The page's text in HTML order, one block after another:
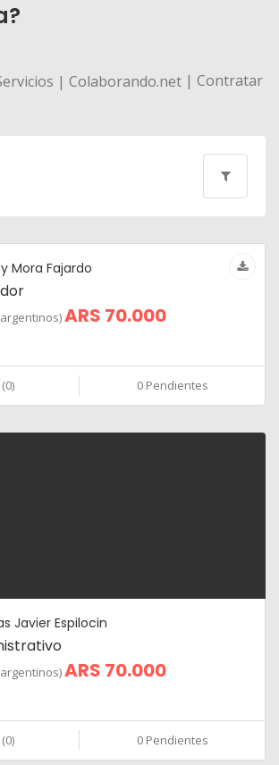
| Contratar
Mora Fajardo
ARS 70.000
0 Pendientes
Javier Espilocin
ARS 70.000
0 Pendientes